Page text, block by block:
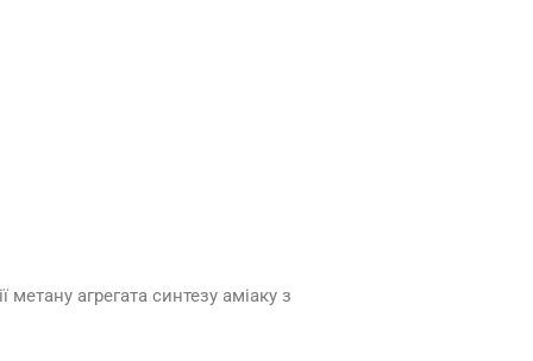
агрегата синтезу аміаку з